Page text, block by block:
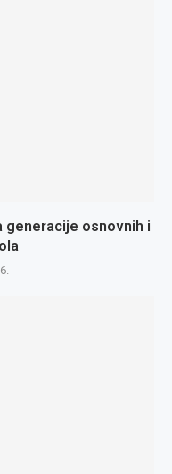
generacije osnovnih i